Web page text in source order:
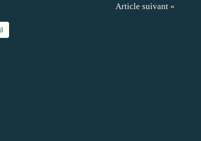
Article suivant »